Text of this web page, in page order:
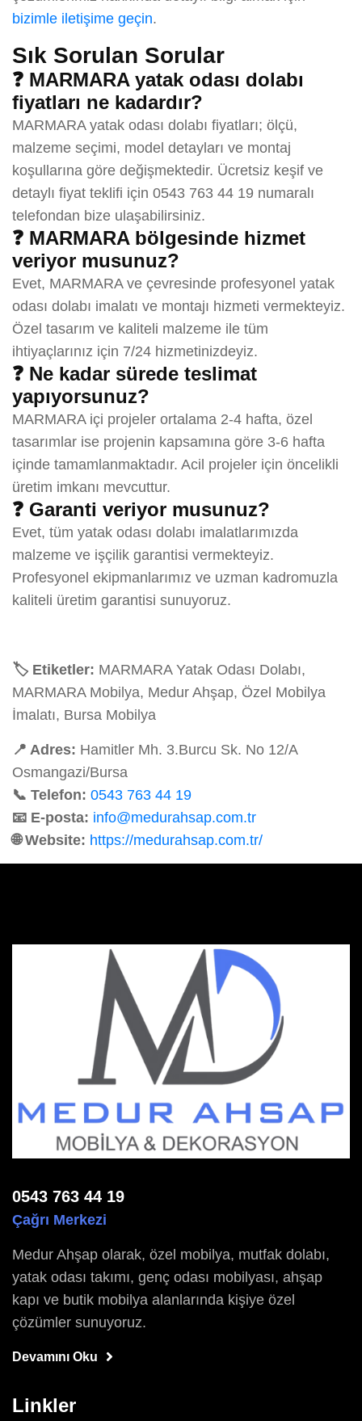
bizimle iletişime geçin.
Sık Sorulan Sorular
❓ MARMARA yatak odası dolabı
fiyatları ne kadardır?
MARMARA yatak odası dolabı fiyatları; ölçü,
malzeme seçimi, model detayları ve montaj
koşullarına göre değişmektedir. Ücretsiz keşif ve
detaylı fiyat teklifi için 0543 763 44 19 numaralı
telefondan bize ulaşabilirsiniz.
❓ MARMARA bölgesinde hizmet
veriyor musunuz?
Evet, MARMARA ve çevresinde profesyonel yatak
odası dolabı imalatı ve montajı hizmeti vermekteyiz.
Özel tasarım ve kaliteli malzeme ile tüm
ihtiyaçlarınız için 7/24 hizmetinizdeyiz.
❓ Ne kadar sürede teslimat
yapıyorsunuz?
MARMARA içi projeler ortalama 2-4 hafta, özel
tasarımlar ise projenin kapsamına göre 3-6 hafta
içinde tamamlanmaktadır. Acil projeler için öncelikli
üretim imkanı mevcuttur.
❓ Garanti veriyor musunuz?
Evet, tüm yatak odası dolabı imalatlarımızda
malzeme ve işçilik garantisi vermekteyiz.
Profesyonel ekipmanlarımız ve uzman kadromuzla
kaliteli üretim garantisi sunuyoruz.
🏷️ Etiketler: MARMARA Yatak Odası Dolabı,
MARMARA Mobilya, Medur Ahşap, Özel Mobilya
İmalatı, Bursa Mobilya
📍 Adres: Hamitler Mh. 3.Burcu Sk. No 12/A
Osmangazi/Bursa
📞 Telefon: 0543 763 44 19
📧 E-posta: info@medurahsap.com.tr
🌐 Website: https://medurahsap.com.tr/
0543 763 44 19
Çağrı Merkezi
Medur Ahşap olarak, özel mobilya, mutfak dolabı,
yatak odası takımı, genç odası mobilyası, ahşap
kapı ve butik mobilya alanlarında kişiye özel
çözümler sunuyoruz.
Devamını Oku
Linkler